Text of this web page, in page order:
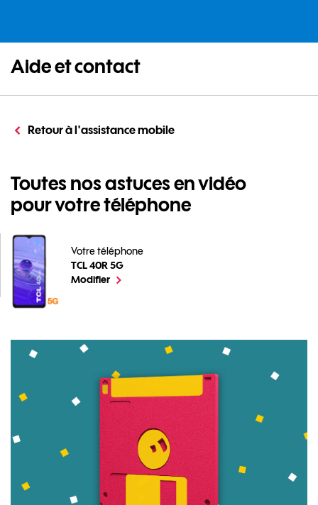
Aide et contact
Retour à l'assistance mobile
Toutes nos astuces en vidéo
pour votre téléphone
Votre téléphone
TCL 40R 5G
Toutes nos astuces en vidéo pour votre téléphone
Modifierle téléphone sélectionné